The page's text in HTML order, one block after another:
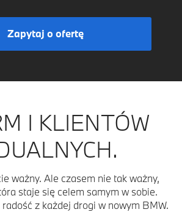
Zapytaj o ofertę
I KLIENTÓW
ważny. Ale czasem nie tak ważny,
staje się celem samym w sobie.
z każdej drogi w nowym BMW.